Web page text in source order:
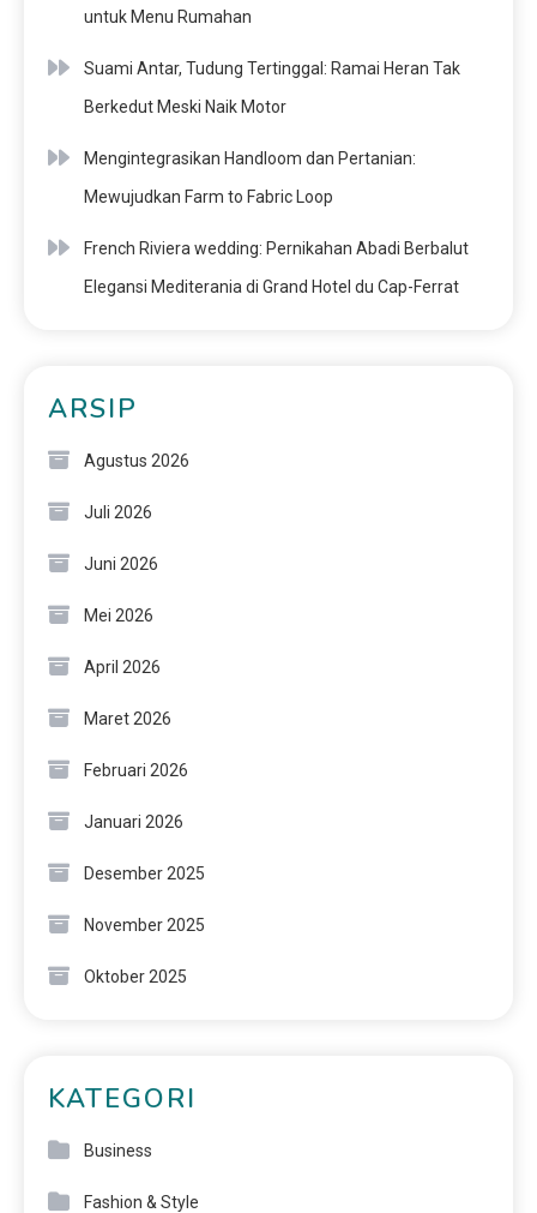
untuk Menu Rumahan
Suami Antar, Tudung Tertinggal: Ramai Heran Tak
Berkedut Meski Naik Motor
Mengintegrasikan Handloom dan Pertanian:
Mewujudkan Farm to Fabric Loop
French Riviera wedding: Pernikahan Abadi Berbalut
Elegansi Mediterania di Grand Hotel du Cap-Ferrat
ARSIP
Agustus 2026
Juli 2026
Juni 2026
Mei 2026
April 2026
Maret 2026
Februari 2026
Januari 2026
Desember 2025
November 2025
Oktober 2025
KATEGORI
Business
Fashion & Style